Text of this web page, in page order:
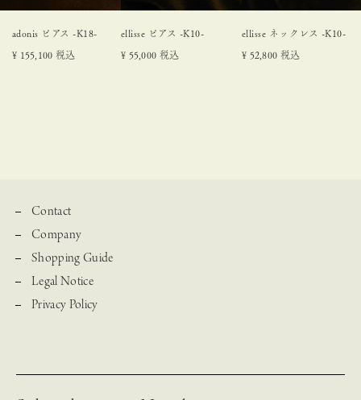
adonis ピアス -K18-
¥ 155,100 税込
ellisse ピアス -K10-
¥ 55,000 税込
ellisse ネックレス -K10-
¥ 52,800 税込
Contact
Company
Shopping Guide
Legal Notice
Privacy Policy